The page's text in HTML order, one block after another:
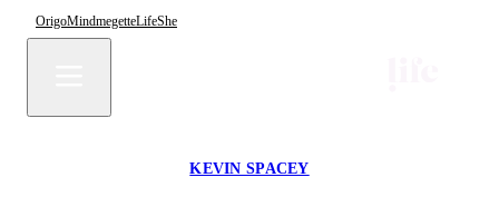
OrigoMindmegetteLifeShe
KEVIN SPACEY